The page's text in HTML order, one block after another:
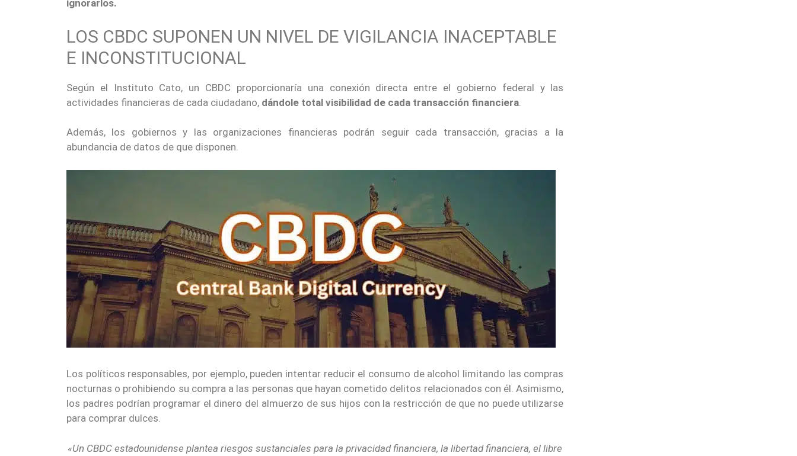
ignorarlos.
LOS CBDC SUPONEN UN NIVEL DE VIGILANCIA INACEPTABLE
E INCONSTITUCIONAL
Según el Instituto Cato, un CBDC proporcionaría una conexión directa entre el gobierno federal y las
actividades financieras de cada ciudadano, dándole total visibilidad de cada transacción financiera
Además, los gobiernos y las organizaciones financieras podrán seguir cada transacción, gracias a la
abundancia de datos de que disponen.
Los políticos responsables, por ejemplo, pueden intentar reducir el consumo de alcohol limitando las compras
nocturnas o prohibiendo su compra a las personas que hayan cometido delitos relacionados con él. Asimismo,
los padres podrían programar el dinero del almuerzo de sus hijos con la restricción de que no puede utilizarse
para comprar dulces.
«Un CBDC estadounidense plantea riesgos sustanciales para la privacidad financiera, la libertad financiera, el libre